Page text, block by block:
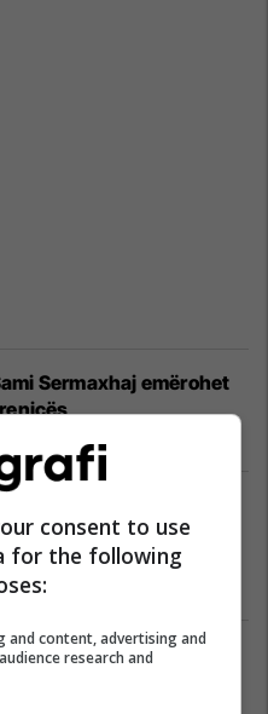
Sermaxhaj emërohet
zbulon se Gani Sejdiu
drejtimin e klubit: Nuk u
masat disiplinore ndaj
15/04/2019
bisedime me Gani
çështje orësh
consent to use
for the following
and content, advertising and
research and